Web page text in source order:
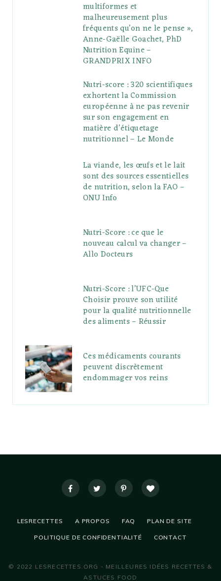
multiformes et
malheureusement plus
fréquents qu’on ne le pense »,
Anne-Gaëlle Goachet, PhD
Nutrition Equine –
GRANDPRIX INFO
Nutri-score : 320 scientifiques
exhortent la Commission
européenne à ne pas revenir
sur son engagement en
matière d’étiquetage
nutritionnel – Le Monde
La viande, les œufs et le lait
sont des sources essentielles
de nutrition, selon la FAO –
ONU Info
Nutri-Score : ce que le
nouveau calcul va changer –
Allo Docteurs
Nutri-Score : l’UFC-Que
Choisir prouve son utilité
pour la qualité nutritionnelle
des aliments – Réussir
Ces médicaments courants
peuvent discrètement
endommager vos reins
LESRECETTES A PROPOS FAQ PLAN DE SITE
POLITIQUE DE CONFIDENTIALITÉ CONTACT
© 2022 LESRECETTES.ORG - MEILLEURES IDÉES RECETTES &
ASTUCES FOOD